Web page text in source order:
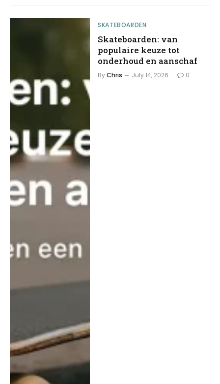
SKATEBOARDEN
Skateboarden: van
populaire keuze tot
onderhoud en aanschaf
ByChris July 14, 2026 0